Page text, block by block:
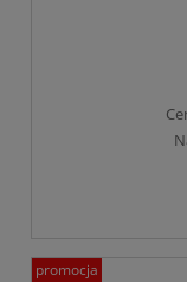
promocja